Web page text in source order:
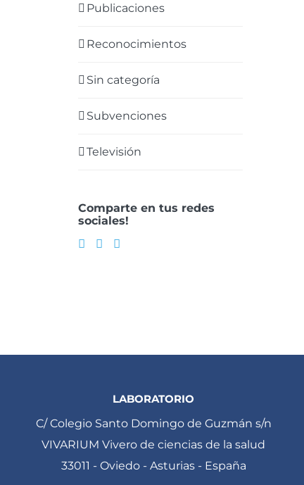
Publicaciones
Reconocimientos
Sin categoría
Subvenciones
Televisión
Comparte en tus redes
sociales!
LABORATORIO
C/ Colegio Santo Domingo de Guzmán s/n
VIVARIUM Vivero de ciencias de la salud
33011 - Oviedo - Asturias - España